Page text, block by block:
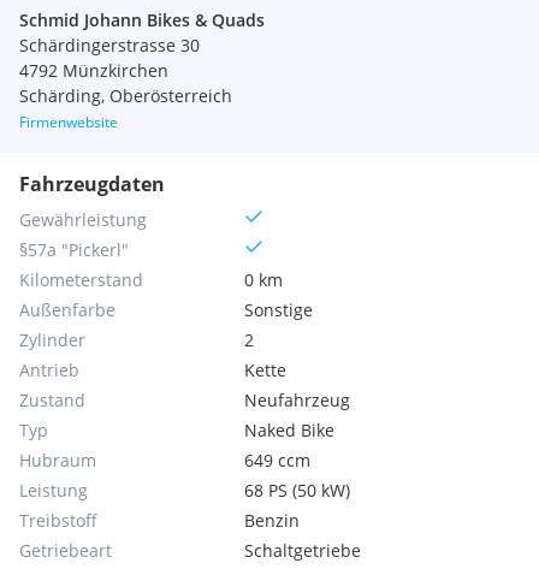
Schmid Johann Bikes & Quads
Schärdingerstrasse 30
4792 Münzkirchen
Schärding, Oberösterreich
Firmenwebsite
Fahrzeugdaten
Gewährleistung
§57a "Pickerl"
Kilometerstand
0 km
Außenfarbe
Sonstige
Zylinder
2
Antrieb
Kette
Zustand
Neufahrzeug
Typ
Naked Bike
Hubraum
649 ccm
Leistung
68 PS (50 kW)
Treibstoff
Benzin
Getriebeart
Schaltgetriebe